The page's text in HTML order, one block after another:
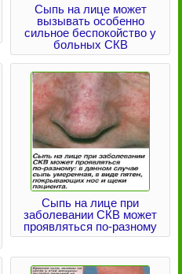
Сыпь на лице может
вызывать особенно
сильное беспокойство у
больных СКВ
Сыпь на лице при
заболевании СКВ может
проявляться по-разному